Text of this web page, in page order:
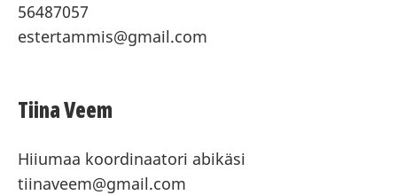
56487057
estertammis@gmail.com
Tiina Veem
Hiiumaa koordinaatori abikäsi
tiinaveem@gmail.com